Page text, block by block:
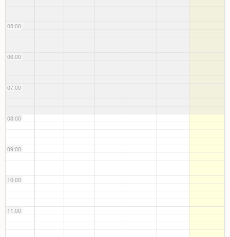
05:00
06:00
07:00
08:00
09:00
10:00
11:00